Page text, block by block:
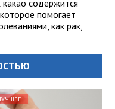
содержится
помогает
как рак,